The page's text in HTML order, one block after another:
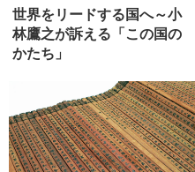
世界をリードする国へ～小
林鷹之が訴える「この国の
かたち」